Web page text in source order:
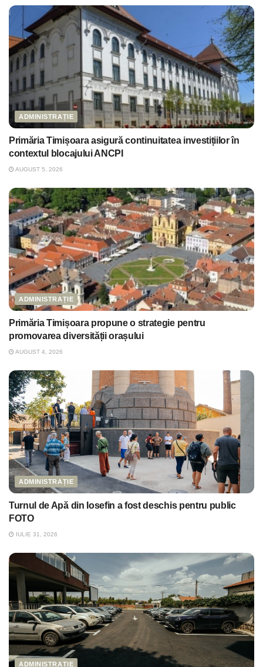
ADMINISTRAȚIE
Primăria Timișoara asigură continuitatea investițiilor în
contextul blocajului ANCPI
AUGUST 5, 2026
ADMINISTRAȚIE
Primăria Timișoara propune o strategie pentru
promovarea diversității orașului
AUGUST 4, 2026
ADMINISTRAȚIE
Turnul de Apă din Iosefin a fost deschis pentru public
FOTO
IULIE 31, 2026
ADMINISTRAȚIE